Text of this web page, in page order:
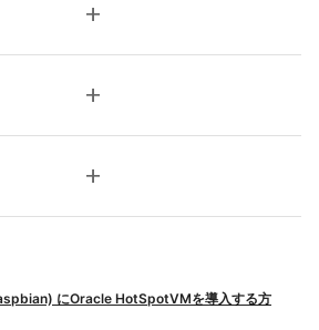
add
add
add
にOracle HotSpotVMを導入する方